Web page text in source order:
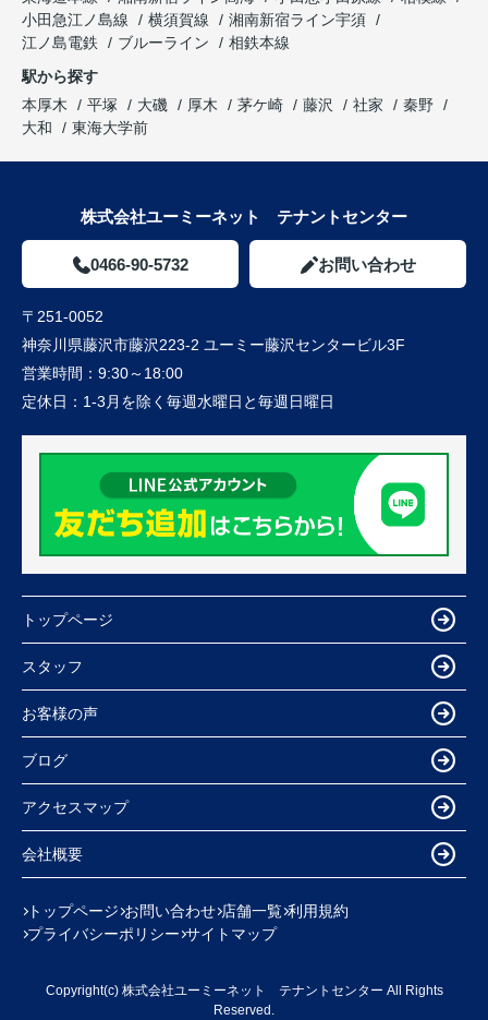
小田急江ノ島線
横須賀線
湘南新宿ライン宇須
江ノ島電鉄
ブルーライン
相鉄本線
駅から探す
本厚木
平塚 大磯 厚木 茅ケ崎 藤沢 社家
秦野
大和
東海大学前
株式会社ユーミーネット テナントセンター
0466-90-5732 お問い合わせ
〒251-0052
神奈川県藤沢市藤沢223-2 ユーミー藤沢センタービル3F
営業時間： 9:30～18:00
定休日： 1-3月を除く毎週水曜日と毎週日曜日
トップページ
スタッフ
お客様の声
ブログ
アクセスマップ
会社概要
トップページ お問い合わせ 店舗一覧 利用規約
プライバシーポリシー サイトマップ
Copyright(c) 株式会社ユーミーネット テナントセンター All Rights
Reserved.